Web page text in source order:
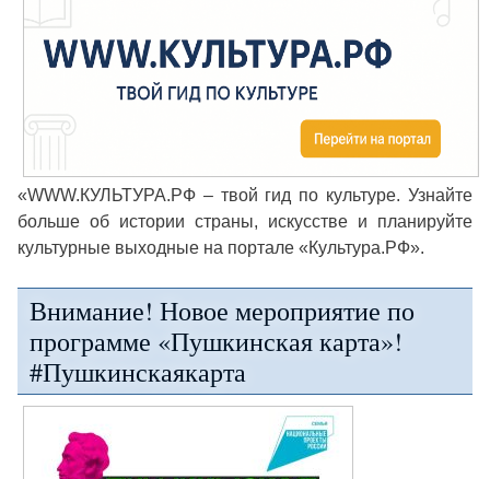
«WWW.КУЛЬТУРА.РФ – твой гид по культуре. Узнайте
больше об истории страны, искусстве и планируйте
культурные выходные на портале «Культура.РФ».
Внимание! Новое мероприятие по
программе «Пушкинская карта»!
#Пушкинскаякарта